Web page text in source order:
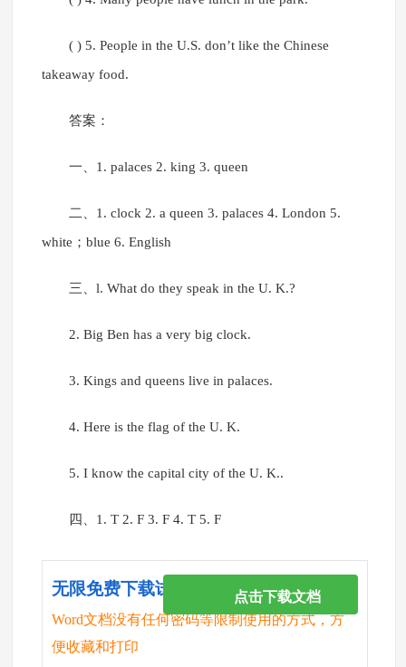
( ) 5. People in the U.S. don’t like the Chinese
takeaway food.
答案：
一、1. palaces 2. king 3. queen
二、1. clock 2. a queen 3. palaces 4. London 5.
white；blue 6. English
三、l. What do they speak in the U. K.?
2. Big Ben has a very big clock.
3. Kings and queens live in palaces.
4. Here is the flag of the U. K.
5. I know the capital city of the U. K..
四、1. T 2. F 3. F 4. T 5. F
无限免费下载试卷
Word文档没有任何密码等限制使用的方式，方
便收藏和打印
点击下载文档